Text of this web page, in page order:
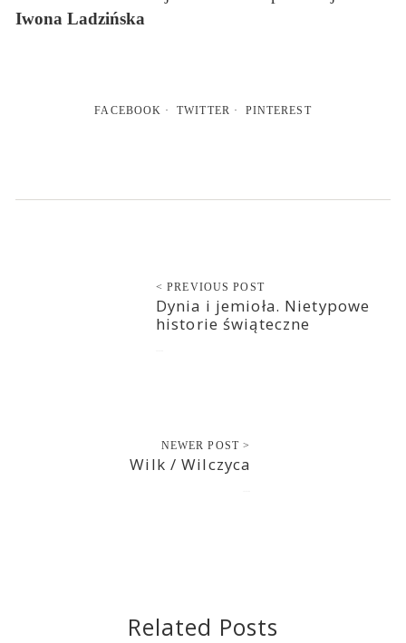
Iwona Ladzińska
FACEBOOK TWITTER PINTEREST
< PREVIOUS POST
Dynia i jemioła. Nietypowe
historie świąteczne
NEWER POST >
Wilk / Wilczyca
Related Posts